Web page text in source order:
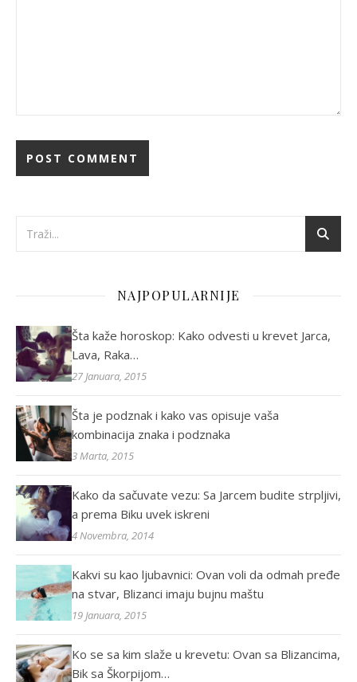
NAJPOPULARNIJE
Šta kaže horoskop: Kako odvesti u krevet Jarca,
Lava, Raka…
27 Januara, 2015
Šta je podznak i kako vas opisuje vaša
kombinacija znaka i podznaka
3 Marta, 2015
Kako da sačuvate vezu: Sa Jarcem budite strpljivi,
a prema Biku uvek iskreni
4 Novembra, 2014
Kakvi su kao ljubavnici: Ovan voli da odmah pređe
na stvar, Blizanci imaju bujnu maštu
19 Januara, 2015
Ko se sa kim slaže u krevetu: Ovan sa Blizancima,
Bik sa Škorpijom…